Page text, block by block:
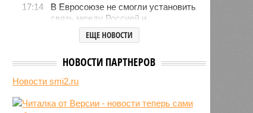
17:14
В Евросоюзе не смогли установить
связь между Россией и
миграционным кризисом в Сеуте
Ямпольская объяснила причины
ведущие вузы страны
15:23
Euractiv: закрытие границы с
экономики Финляндии
ЕЩЕ НОВОСТИ
НОВОСТИ ПАРТНЕРОВ
Новости smi2.ru